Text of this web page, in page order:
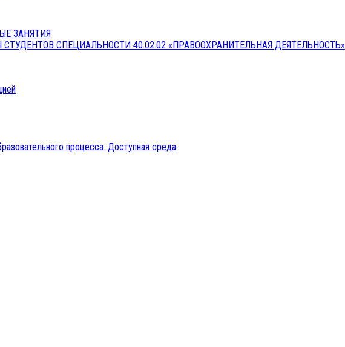
ЗАНЯТИЯ
СПЕЦИАЛЬНОСТИ 40.02.02 «ПРАВООХРАНИТЕЛЬНАЯ ДЕЯТЕЛЬНОСТЬ»
процесса. Доступная среда